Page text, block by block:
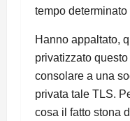
tempo determinato
Hanno appaltato,
privatizzato
consolare a una
privata tale TLS.
cosa il fatto stona